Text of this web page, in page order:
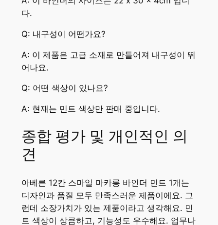
다.
Q: 내구성이 어떤가요?
A: 이 제품은 고급 소재로 만들어져 내구성이 뛰
어나요.
Q: 어떤 색상이 있나요?
A: 현재는 민트 색상만 판매 중입니다.
종합 평가 및 개인적인 의
견
아베른 12칸 스마일 마카롱 바인더 민트 1개는
디자인과 품질 모두 만족스러운 제품이에요. 그
런데 소장가치가 있는 제품이라고 생각해요. 민
트 색상이 상큼하고, 기능성도 우수해요. 업무나